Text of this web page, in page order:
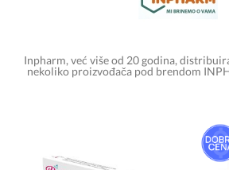
Inpharm, već više od 20 godina,
nekoliko proizvođača pod brendom